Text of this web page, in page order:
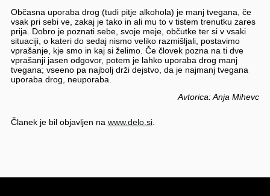
Občasna uporaba drog (tudi pitje alkohola) je manj tvegana, če
vsak pri sebi ve, zakaj je tako in ali mu to v tistem trenutku zares
prija. Dobro je poznati sebe, svoje meje, občutke ter si v vsaki
situaciji, o kateri do sedaj nismo veliko razmišljali, postavimo
vprašanje, kje smo in kaj si želimo. Če človek pozna na ti dve
vprašanji jasen odgovor, potem je lahko uporaba drog manj
tvegana; vseeno pa najbolj drži dejstvo, da je najmanj tvegana
uporaba drog, neuporaba.
Avtorica: Anja Mihevc
Članek je bil objavljen na www.delo.si.